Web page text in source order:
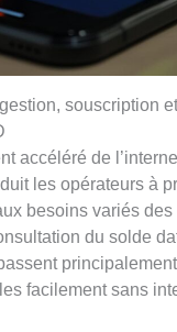
souscription
accéléré de
les opérateurs à
besoins variés
du solde
facilement sans